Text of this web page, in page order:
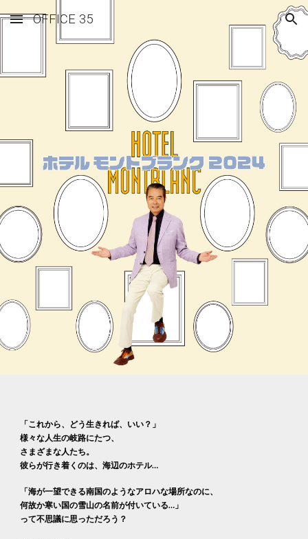
Skip to main content Skip to navigation
OFFICE 35
「これから、どう生きれば、いい？」
様々な人生の岐路にたつ、
さまざまな人たち。
彼らが行き着くのは、海辺のホテル…
「海が一望できる南国のようなアロハな場所なのに、
何故か寒い国の雪山の名前が付いている…」
って不思議に思っただろう？